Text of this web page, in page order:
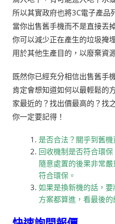
所以其實政府也將3C電子產品
當你出售舊手機而不是直接丟
你可以減少正在產生的垃圾掩
用於其他生產目的，以廢棄資
既然你已經充分相信出售舊手
肯定會想知道如何以最輕鬆的
家最近的？找出價最高的？找
你一定要記得！
是否合法？關乎到舊
回收機制是否符合環
隨意處置的後果非常
符合環保。
如果是換新機的話，
方案都算進，看最後的